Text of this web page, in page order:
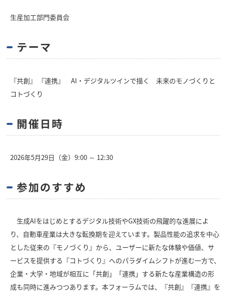
生産加工部門委員会
テーマ
『共創』 『連携』 AI・デジタルツインで描く 未来のモノづくりと
コトづくり
開催日時
2026年5月29日（金）9:00 ～ 12:30
参加のすすめ
生成AIをはじめとするデジタル技術やGX技術の飛躍的な進展によ
り、自動車産業は大きな転換期を迎えています。製品性能の追求を中心
とした従来の『モノづくり』から、ユーザーに新たな体験や価値、サ
ービスを提供する『コトづくり』へのパラダイムシフトが進む一方で、
企業・大学・地域が相互に「共創」「連携」する新たな産業構造の形
成も同時に進みつつあります。本フォーラムでは、『共創』『連携』を